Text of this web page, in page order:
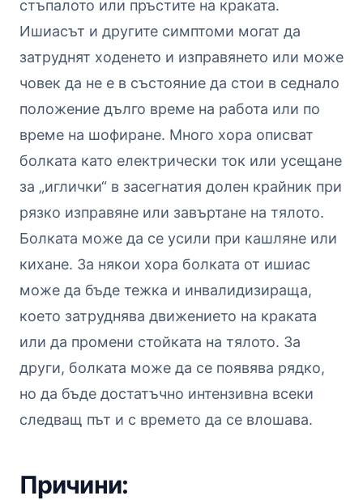
стъпалото или пръстите на краката.
Ишиасът и другите симптоми могат да
затруднят ходенето и изправянето или може
човек да не е в състояние да стои в седнало
положение дълго време на работа или по
време на шофиране. Много хора описват
болката като електрически ток или усещане
за „иглички“ в засегнатия долен крайник при
рязко изправяне или завъртане на тялото.
Болката може да се усили при кашляне или
кихане. За някои хора болката от ишиас
може да бъде тежка и инвалидизираща,
което затруднява движението на краката
или да промени стойката на тялото. За
други, болката може да се появява рядко,
но да бъде достатъчно интензивна всеки
следващ път и с времето да се влошава.
Причини: